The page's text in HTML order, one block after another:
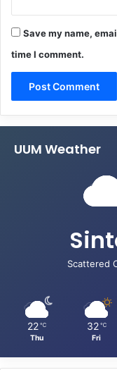
Save my name,
time I comment.
UUM Weather
Scattered
22 ℃
Thu
32 ℃
Fri